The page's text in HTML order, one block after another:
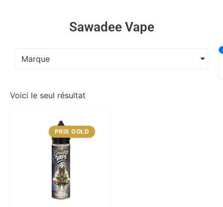
Sawadee Vape
Marque
Voici le seul résultat
PRIX GOLD